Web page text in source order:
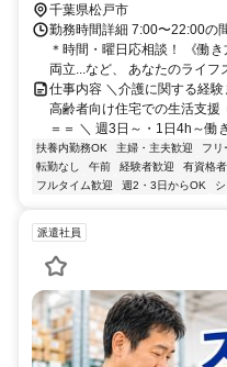
千葉県松戸市
勤務時間詳細 7:00〜22:00の
＊時間・曜日応相談！ 《働
両立...など、 あなたのライフ
仕事内容 ＼介護に関する経
高齢者向け住宅での生活支援
＝＝ ＼ 週3日～・1日4h～働
扶養内勤務OK 主婦・主夫歓迎 フリ
転勤なし
午前 経験者歓迎 有資格
フルタイム歓迎
週2・3日からOK
派遣社員